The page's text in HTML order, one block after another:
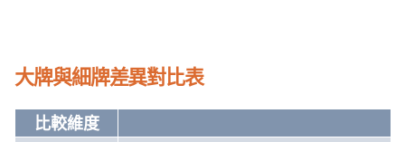
大牌與細牌差異對比表
比較維度